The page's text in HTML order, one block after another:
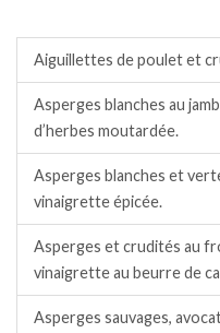
Aiguillettes de poulet et
Asperges blanches au
d’herbes moutardée.
Asperges blanches et
vinaigrette épicée.
Asperges et crudités au
vinaigrette au beurre de
Asperges sauvages,